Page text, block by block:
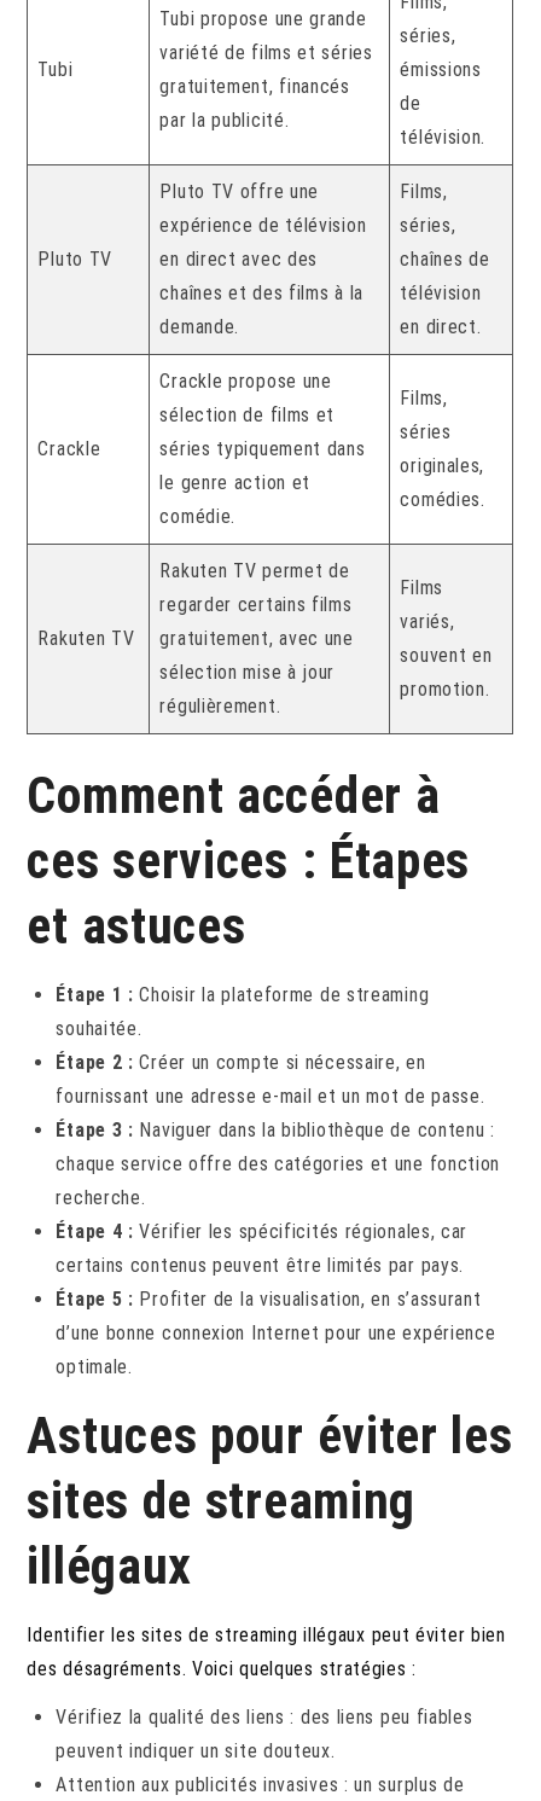
Tubi
Tubi propose une grande
variété de films et séries
gratuitement, financés
par la publicité.
séries,
émissions
de
télévision.
Pluto TV
Pluto TV offre une
expérience de télévision
en direct avec des
chaînes et des films à la
demande.
Films,
séries,
chaînes de
télévision
en direct.
Crackle
Crackle propose une
sélection de films et
séries typiquement dans
le genre action et
comédie.
Films,
séries
originales,
comédies.
Rakuten TV
Rakuten TV permet de
regarder certains films
gratuitement, avec une
sélection mise à jour
régulièrement.
Films
variés,
souvent en
promotion.
Comment accéder à
ces services : Étapes
et astuces
Étape 1 : Choisir la plateforme de streaming
souhaitée.
Étape 2 : Créer un compte si nécessaire, en
fournissant une adresse e-mail et un mot de passe.
Étape 3 : Naviguer dans la bibliothèque de contenu :
chaque service offre des catégories et une fonction
recherche.
Étape 4 : Vérifier les spécificités régionales, car
certains contenus peuvent être limités par pays.
Étape 5 : Profiter de la visualisation, en s’assurant
d’une bonne connexion Internet pour une expérience
optimale.
Astuces pour éviter les
sites de streaming
illégaux
Identifier les sites de streaming illégaux peut éviter bien
des désagréments. Voici quelques stratégies :
Vérifiez la qualité des liens : des liens peu fiables
peuvent indiquer un site douteux.
Attention aux publicités invasives : un surplus de